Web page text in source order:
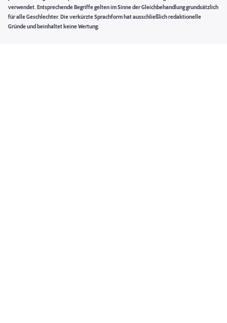
verwendet. Entsprechende Begriffe gelten im Sinne der Gleichbehandlung grundsätzlich
für alle Geschlechter. Die verkürzte Sprachform hat ausschließlich redaktionelle
Gründe und beinhaltet keine Wertung.